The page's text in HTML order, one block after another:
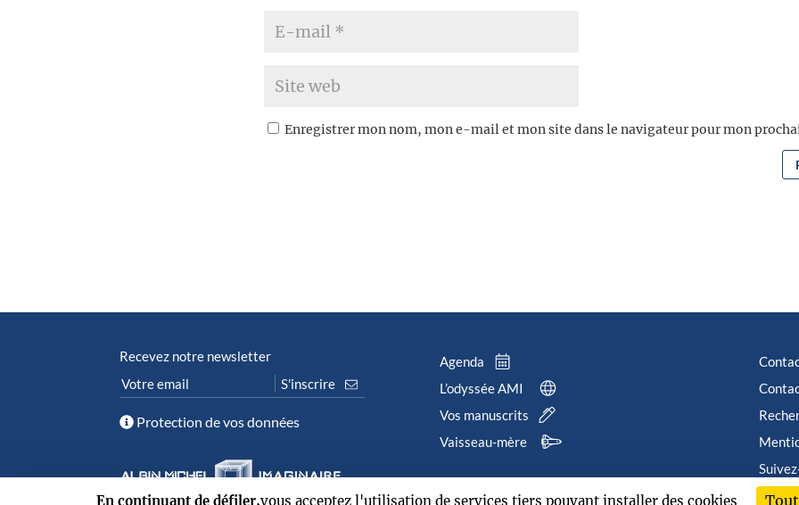
Enregistrer mon nom, mon e-mail et mon site dans le navigateur pour mon
Recevez notre newsletter
Protection de vos données
Agenda
L’odyssée AMI
Vos manuscrits
Vaisseau-mère
En continuant de défiler,vous acceptez l'utilisation de services tiers pouvant installer des cookies